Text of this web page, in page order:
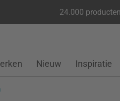
24.000
Nieuw Inspiratie